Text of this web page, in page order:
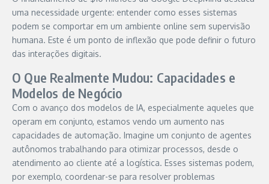
uma necessidade urgente: entender como esses sistemas
podem se comportar em um ambiente online sem supervisão
humana. Este é um ponto de inflexão que pode definir o futuro
das interações digitais.
O Que Realmente Mudou: Capacidades e
Modelos de Negócio
Com o avanço dos modelos de IA, especialmente aqueles que
operam em conjunto, estamos vendo um aumento nas
capacidades de automação. Imagine um conjunto de agentes
autônomos trabalhando para otimizar processos, desde o
atendimento ao cliente até a logística. Esses sistemas podem,
por exemplo, coordenar-se para resolver problemas